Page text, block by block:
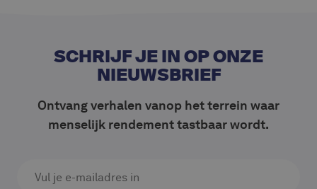
SCHRIJF JE IN OP ONZE
NIEUWSBRIEF
Ontvang verhalen vanop het terrein waar
menselijk rendement tastbaar wordt.